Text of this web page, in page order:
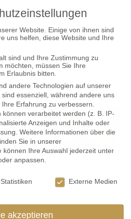
für
Website. Einige von ihnen sind
uns helfen, diese Website und Ihre
sind und Ihre Zustimmung zu
möchten, müssen Sie Ihre
Erlaubnis bitten.
andere Technologien auf unserer
essenziell, während andere uns
Erfahrung zu verbessern.
verarbeitet werden (z. B. IP-
Anzeigen und Inhalte oder
Weitere Informationen über die
Sie in unserer
können Ihre Auswahl jederzeit unter
anpassen.
Statistiken Externe Medien
akzeptieren